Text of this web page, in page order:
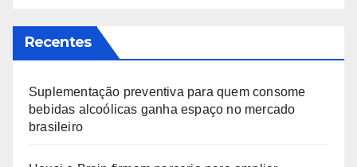
Recentes
Suplementação preventiva para quem consome
bebidas alcoólicas ganha espaço no mercado
brasileiro